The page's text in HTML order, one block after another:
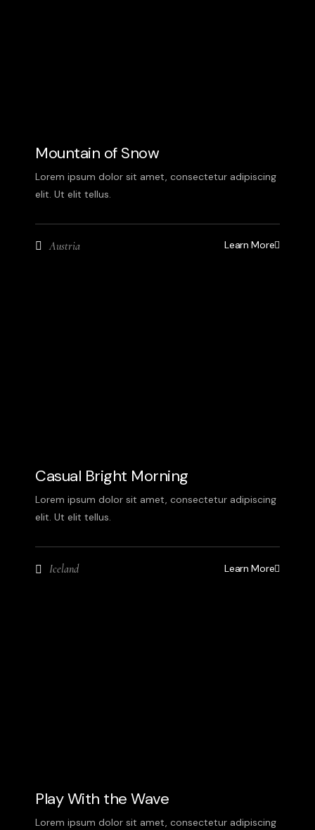
Mountain of Snow
Lorem ipsum dolor sit amet, consectetur adipiscing
elit. Ut elit tellus.
Austria Learn More
Casual Bright Morning
Lorem ipsum dolor sit amet, consectetur adipiscing
elit. Ut elit tellus.
Iceland Learn More
Play With the Wave
Lorem ipsum dolor sit amet, consectetur adipiscing